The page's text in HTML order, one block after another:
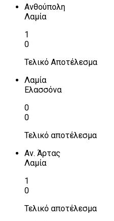
Ανθούπολη
Λαμία
1
0
Τελικό Αποτέλεσμα
Λαμία
Ελασσόνα
0
0
Τελικό αποτέλεσμα
Αν. Άρτας
Λαμία
1
0
Τελικό αποτέλεσμα